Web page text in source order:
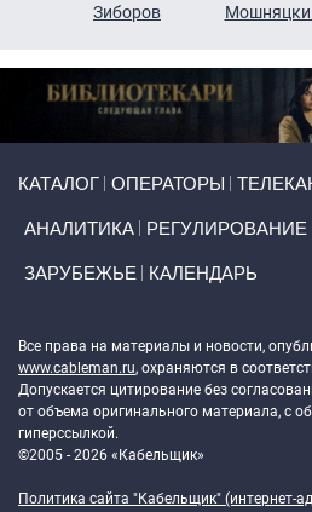
Зиборов
КАТАЛОГ ОПЕРАТОРЫ
АНАЛИТИКА РЕГУЛИРОВАНИЕ
ЗАРУБЕЖЬЕ КАЛЕНДАРЬ
Все права на материалы и новости,
www.cableman.ru, охраняются в
Допускается цитирование без
от объема оригинального материала, с
гиперссылкой.
©2005 - 2026 «Кабельщик»
Политика сайта "Кабельщик" (интернет-